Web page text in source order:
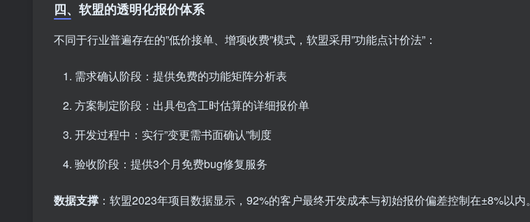
四、软盟的透明化报价体系
不同于行业普遍存在的”低价接单、增项收费”模式，软盟采用”功能点计价法”：
需求确认阶段：提供免费的功能矩阵分析表
方案制定阶段：出具包含工时估算的详细报价单
开发过程中：实行”变更需书面确认”制度
验收阶段：提供3个月免费bug修复服务
数据支撑 ：软盟2023年项目数据显示，92%的客户最终开发成本与初始报价偏差控制在±8%以内。